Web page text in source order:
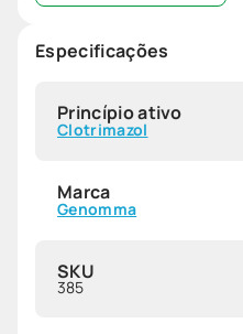
Especificações
Princípio ativo
Clotrimazol
Marca
Genomma
SKU
385